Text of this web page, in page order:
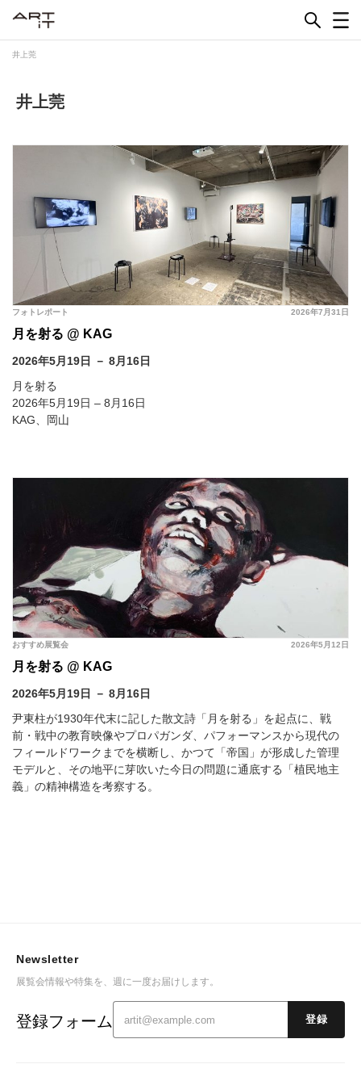
井上莞
井上莞
2026年7月31日
フォトレポート
月を射る @ KAG
2026年5月19日 － 8月16日
月を射る
2026年5月19日 – 8月16日
KAG、岡山
2026年5月12日
おすすめ展覧会
月を射る @ KAG
2026年5月19日 － 8月16日
尹東柱が1930年代末に記した散文詩「月を射る」を起点に、戦
前・戦中の教育映像やプロパガンダ、パフォーマンスから現代の
フィールドワークまでを横断し、かつて「帝国」が形成した管理
モデルと、その地平に芽吹いた今日の問題に通底する「植民地主
義」の精神構造を考察する。
Newsletter
展覧会情報や特集を、週に一度お届けします。
登録フォーム 登録